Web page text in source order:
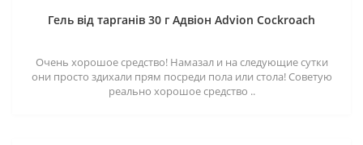
Гель від тарганів 30 г Адвіон Advion Cockroach
Очень хорошое средство! Намазал и на следующие сутки
они просто здихали прям посреди пола или стола! Советую
реально хорошое средство ..